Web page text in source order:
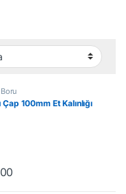
Boru
Çap 100mm Et Kalınlığı